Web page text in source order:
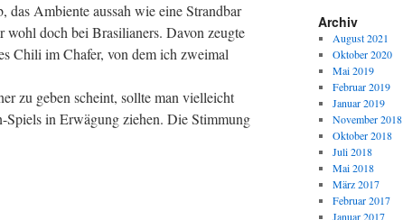
das Ambiente aussah wie eine Strandbar
doch bei Brasilianers. Davon zeugte
Chili im Chafer, von dem ich zweimal
zu geben scheint, sollte man vielleicht
Spiels in Erwägung ziehen. Die Stimmung
Archiv
August 2021
Oktober 2020
Mai 2019
Februar 2019
Januar 2019
November 2018
Oktober 2018
Juli 2018
Mai 2018
März 2017
Februar 2017
Januar 2017